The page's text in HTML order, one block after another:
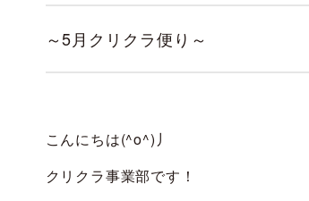
～5月クリクラ便り～
こんにちは(^o^)丿
クリクラ事業部です！